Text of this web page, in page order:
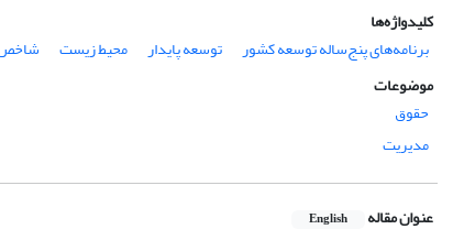
کلیدواژه‌ها
برنامه‌های پنج‌ساله توسعه کشور
توسعه پایدار محیط زیست
موضوعات
حقوق
مدیریت
عنوان مقاله English